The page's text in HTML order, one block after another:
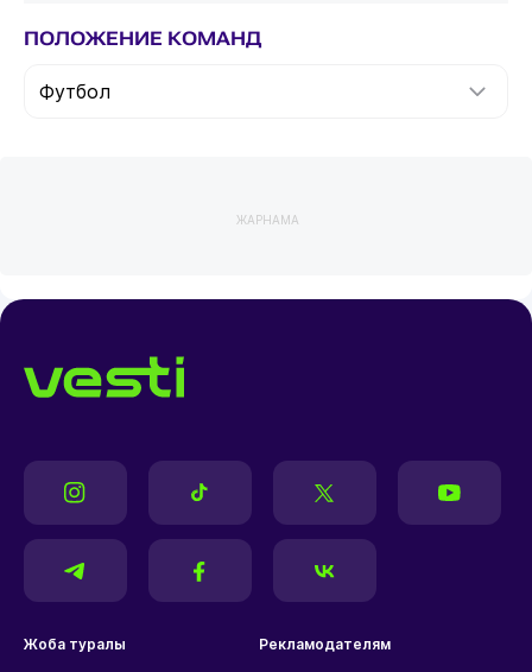
ПОЛОЖЕНИЕ КОМАНД
Футбол
ЖАРНАМА
Жоба туралы Рекламодателям